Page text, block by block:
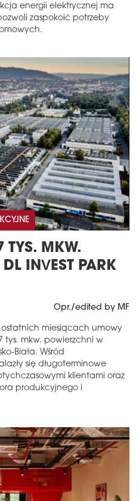
energii elektrycznej ma
zaspokoić potrzeby
TYS. MKW.
INVEST PARK
Opr./edited by MF
ostatnich miesiącach umowy
mkw. powierzchni w
Biała. Wśród
się długoterminowe
klientami oraz
produkcyjnego i